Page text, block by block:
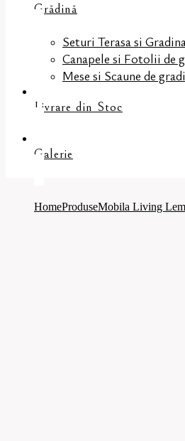
Grădină
Seturi Terasa si Gradina
Canapele si Fotolii de
Mese si Scaune de
Livrare din Stoc
Galerie
HomeProduseMobila Living